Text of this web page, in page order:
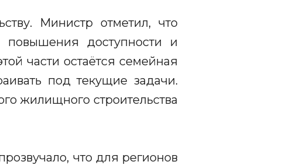
Министр отметил, что
повышения доступности и
части остаётся семейная
под текущие задачи.
жилищного строительства
что для регионов